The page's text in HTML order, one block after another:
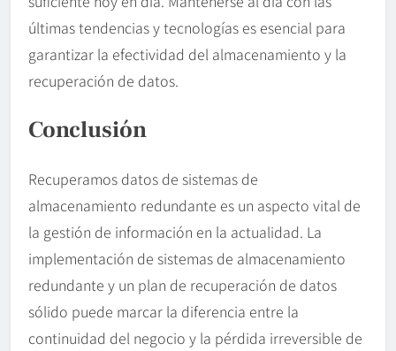
últimas tendencias y tecnologías es esencial para
garantizar la efectividad del almacenamiento y la
recuperación de datos.
Conclusión
Recuperamos datos de sistemas de
almacenamiento redundante es un aspecto vital de
la gestión de información en la actualidad. La
implementación de sistemas de almacenamiento
redundante y un plan de recuperación de datos
sólido puede marcar la diferencia entre la
continuidad del negocio y la pérdida irreversible de